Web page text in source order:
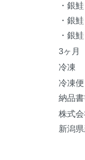
・銀
・銀
・銀
3ヶ月
冷凍
冷凍便
納品
株式
新潟